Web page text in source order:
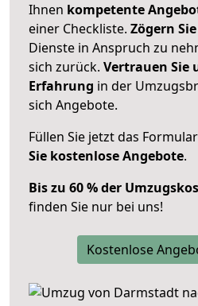
Ihnen kompetente
einer Checkliste. Zögern
Dienste in Anspruch zu
sich zurück. Vertrauen Sie
Erfahrung in der
sich Angebote.
Füllen Sie jetzt das
Sie kostenlose Angebote.
Bis zu 60 % der
finden Sie nur bei uns!
Kostenlose